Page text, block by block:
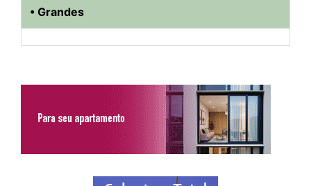
• Grandes